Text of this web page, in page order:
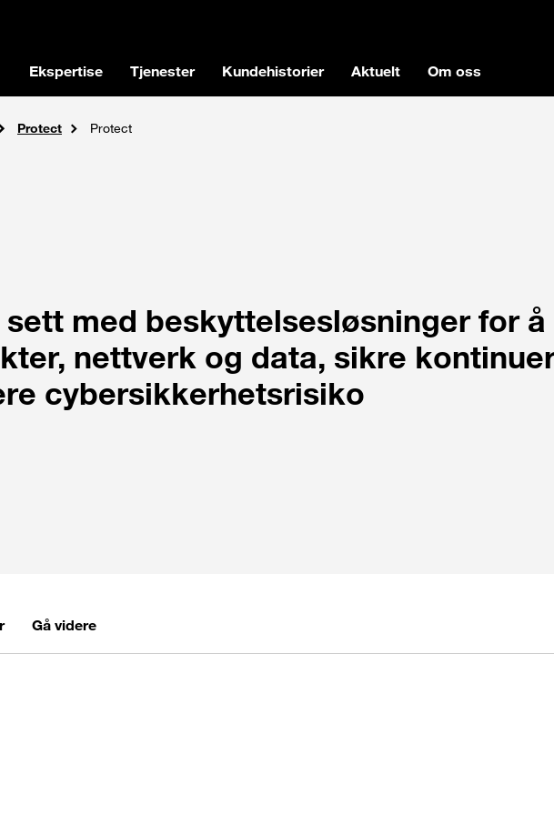
Ekspertise Tjenester Kundehistorier Aktuelt Om oss
Protect Protect
med beskyttelsesløsninger for å
nettverk og data, sikre
cybersikkerhetsrisiko
Gå videre